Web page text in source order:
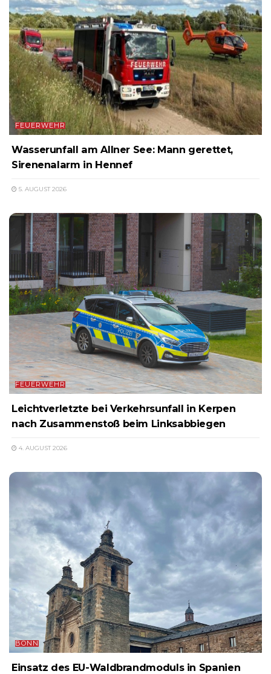
FEUERWEHR
Wasserunfall am Allner See: Mann gerettet,
Sirenenalarm in Hennef
5. AUGUST 2026
FEUERWEHR
Leichtverletzte bei Verkehrsunfall in Kerpen
nach Zusammenstoß beim Linksabbiegen
4. AUGUST 2026
BONN
Einsatz des EU-Waldbrandmoduls in Spanien